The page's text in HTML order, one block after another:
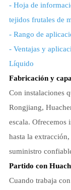
- Hoja de
tejidos frutales de
- Rango de
- Ventajas y
Líquido
Fabricación y
Con instalaciones
Rongjiang,
escala. Ofrecemos
hasta la
suministro
Partido con
Cuando trabaja